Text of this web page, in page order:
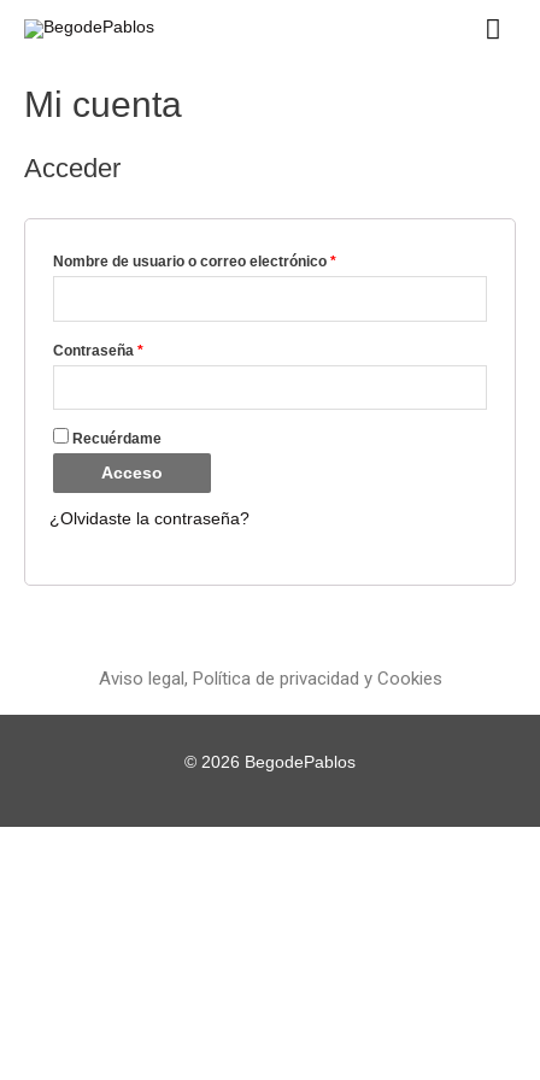
Mi cuenta
Acceder
Nombre de usuario o correo electrónico *
Contraseña *
Recuérdame
Acceso
¿Olvidaste la contraseña?
Aviso legal, Política de privacidad y Cookies
© 2026 BegodePablos